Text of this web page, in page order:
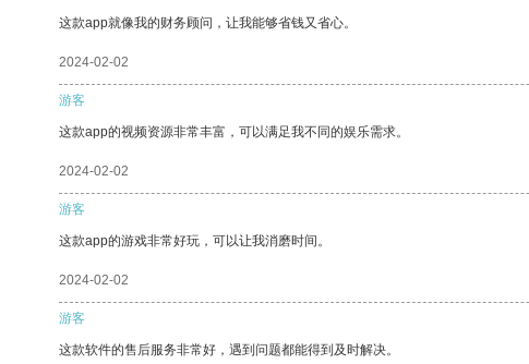
这款app就像我的财务顾问，让我能够省钱又省心。
2024-02-02
游客
这款app的视频资源非常丰富，可以满足我不同的娱乐需求。
2024-02-02
游客
这款app的游戏非常好玩，可以让我消磨时间。
2024-02-02
游客
这款软件的售后服务非常好，遇到问题都能得到及时解决。